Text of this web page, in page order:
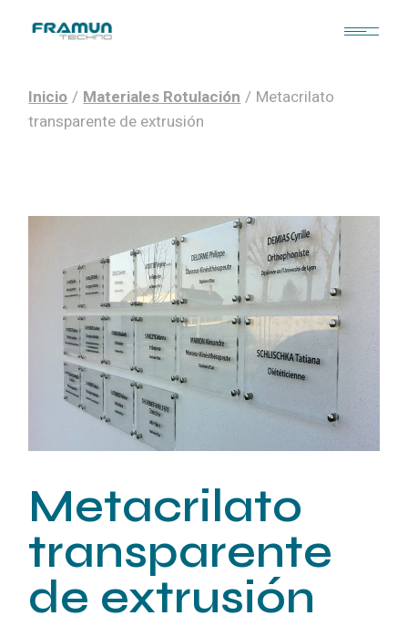
Inicio Materiales Rotulación
Metacrilato
transparente de extrusión
Metacrilato
transparente
de extrusión